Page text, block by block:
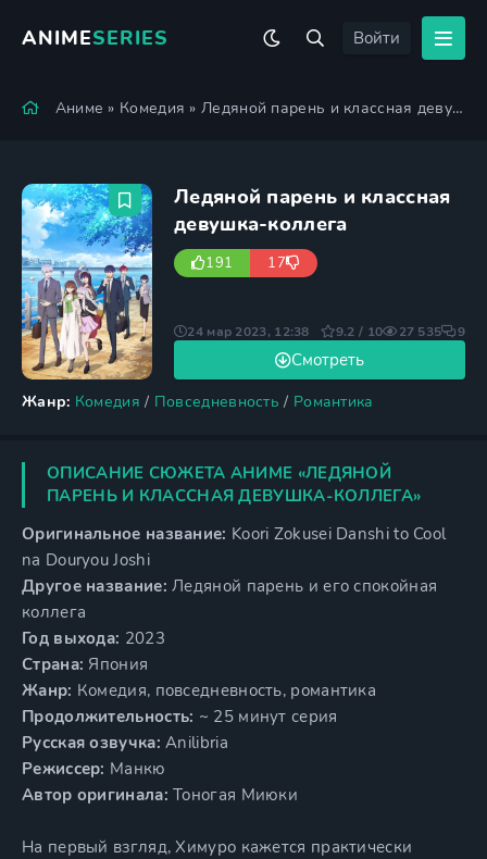
ANIMESERIES Войти
Аниме » Комедия » Ледяной парень и классная девушка-коллега
Ледяной парень и классная
девушка-коллега
191 17
Жанр: Комедия / Повседневность / Романтика
Смотреть
24 мар 2023, 12:38 9.2 / 10 27 535 9
ОПИСАНИЕ СЮЖЕТА АНИМЕ «ЛЕДЯНОЙ
ПАРЕНЬ И КЛАССНАЯ ДЕВУШКА-КОЛЛЕГА»
Оригинальное название: Koori Zokusei Danshi to Cool
na Douryou Joshi
Другое название: Ледяной парень и его спокойная
коллега
Год выхода: 2023
Страна: Япония
Жанр: Комедия, повседневность, романтика
Продолжительность: ~ 25 минут серия
Русская озвучка: Anilibria
Режиссер: Манкю
Автор оригинала: Тоногая Миюки
На первый взгляд, Химуро кажется практически